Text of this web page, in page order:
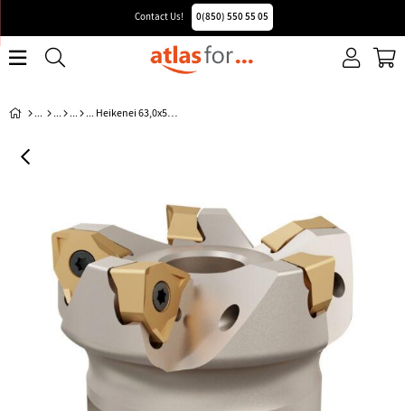
Contact Us! 0(850) 550 55 05
Heikenei 63,0x5 Xnex 0806 Vndrt Face Milling Cutter